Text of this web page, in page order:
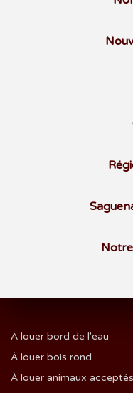
À louer bord de l'eau
À louer bois rond
À louer animaux acceptés